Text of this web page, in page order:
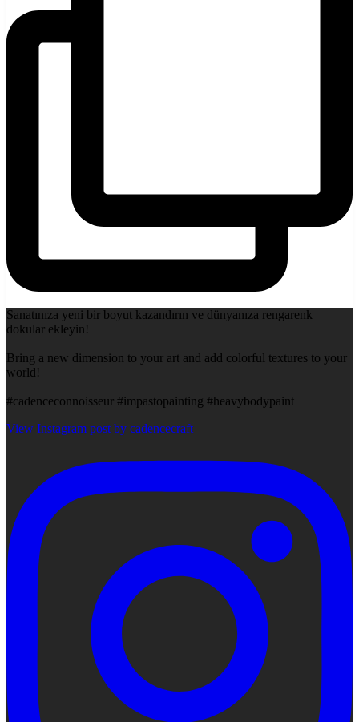
Sanatınıza yeni bir boyut kazandırın ve dünyanıza rengarenk
dokular ekleyin!
Bring a new dimension to your art and add colorful textures to your
world!
#cadenceconnoisseur #impastopainting #heavybodypaint
View Instagram post by cadencecraft